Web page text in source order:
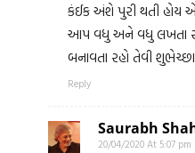
કંઈક અંશે પુરી થતી હોય
આપ વધુ અને વધુ લખતા
બનાવતા રહો તેવી
Reply
Saurabh
20/04/2020 At 5:07 pm